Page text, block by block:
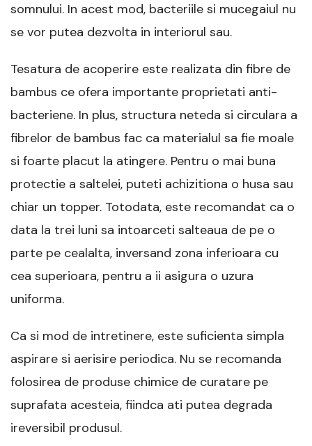
somnului. In acest mod, bacteriile si mucegaiul nu
se vor putea dezvolta in interiorul sau.
Tesatura de acoperire este realizata din fibre de
bambus ce ofera importante proprietati anti-
bacteriene. In plus, structura neteda si circulara a
fibrelor de bambus fac ca materialul sa fie moale
si foarte placut la atingere. Pentru o mai buna
protectie a saltelei, puteti achizitiona o husa sau
chiar un topper. Totodata, este recomandat ca o
data la trei luni sa intoarceti salteaua de pe o
parte pe cealalta, inversand zona inferioara cu
cea superioara, pentru a ii asigura o uzura
uniforma.
Ca si mod de intretinere, este suficienta simpla
aspirare si aerisire periodica. Nu se recomanda
folosirea de produse chimice de curatare pe
suprafata acesteia, fiindca ati putea degrada
ireversibil produsul.